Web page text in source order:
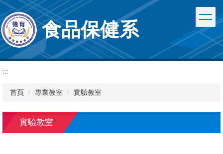
跳
到
主
要
內
容
區
食品保健系
:::
首頁 專業教室 實驗教室
實驗教室